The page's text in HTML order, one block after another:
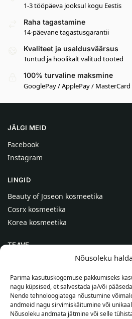
Nõusoleku
Parima kasutuskogemuse pakkumiseks
nagu küpsised, et salvestada ja/või
Nende tehnoloogiatega nõustumine
andmeid nagu sirvimiskäitumine või
Nõusoleku andmata jätmine või selle
1-3 tööpäeva jooksul kogu Eestis
Raha tagastamine
14-päevane tagastusgarantii
Kvaliteet ja usaldusväärsus
Tuntud ja hoolikalt valitud tooted
100% turvaline maksmine
GooglePay / ApplePay / MasterCard
JÄLGI MEID
Facebook
Instagram
LINGID
Beauty of Joseon kosmeetika
Cosrx kosmeetika
Korea kosmeetika
TEAVE
Kontaktid
Abi
TEAVE OSTJALE